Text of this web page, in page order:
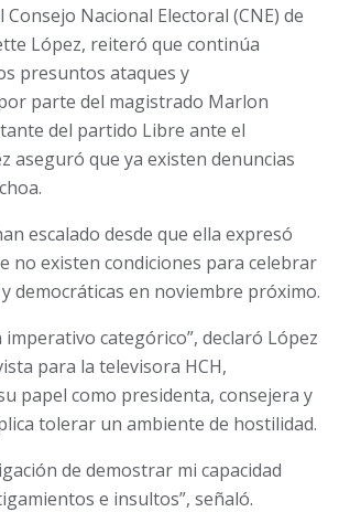
Nacional Electoral (CNE) de
López, reiteró que continúa
presuntos ataques y
parte del magistrado Marlon
del partido Libre ante el
aseguró que ya existen denuncias
escalado desde que ella expresó
no existen condiciones para celebrar
democráticas en noviembre próximo.
imperativo categórico”, declaró López
para la televisora HCH,
papel como presidenta, consejera y
tolerar un ambiente de hostilidad.
de demostrar mi capacidad
e insultos”, señaló.